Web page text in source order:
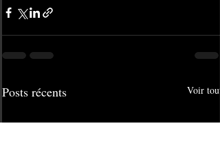
Posts récents Voir tout